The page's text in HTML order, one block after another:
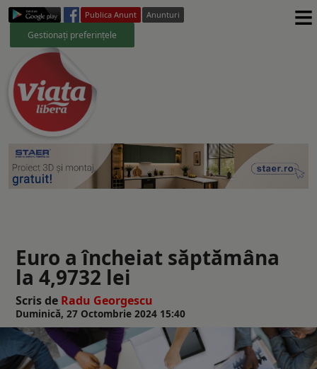
Publica Anunt Anunturi
Gestionați preferințele ≡
Euro a încheiat săptămâna
la 4,9732 lei
Scris de Radu Georgescu
Duminică, 27 Octombrie 2024 15:40